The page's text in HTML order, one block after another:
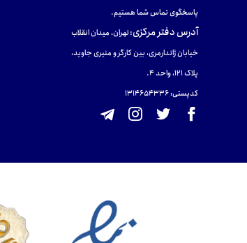
پاسخگوی تماس شما هستیم.
آدرس دفتر مرکزی:تهران، میدان انقلاب
خیابان ژاندارمری، بین کارگر و منیری جاوید،
پلاک 121، واحد ۴.
کدپستی: 131465433۶